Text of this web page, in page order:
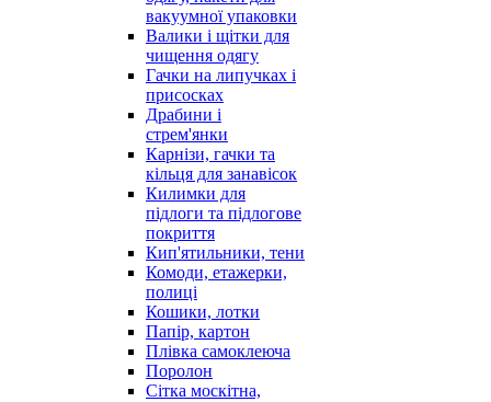
вакуумної упаковки
Валики і щітки для
чищення одягу
Гачки на липучках і
присосках
Драбини і
стрем'янки
Карнізи, гачки та
кільця для занавісок
Килимки для
підлоги та підлогове
покриття
Кип'ятильники, тени
Комоди, етажерки,
полиці
Кошики, лотки
Папір, картон
Плівка самоклеюча
Поролон
Сітка москітна,